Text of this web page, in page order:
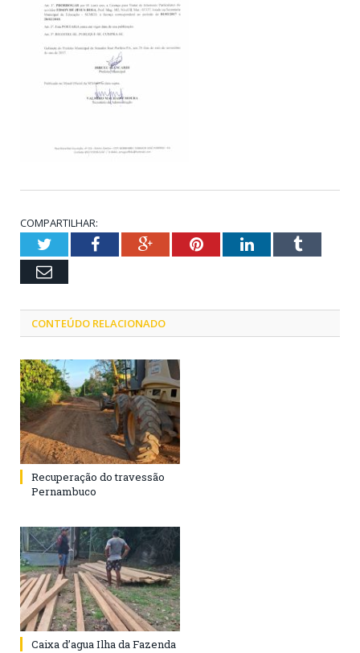
COMPARTILHAR:
TwitterFacebookGoogle+PinterestLinkedInTumblr
Email
CONTEÚDO RELACIONADO
Recuperação do travessão
Pernambuco
Caixa d’agua Ilha da Fazenda